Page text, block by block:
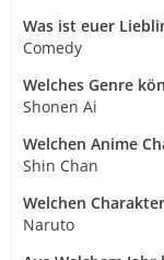
Was ist euer
Comedy
Welches Genre
Shonen Ai
Welchen Anime
Shin Chan
Welchen
Naruto